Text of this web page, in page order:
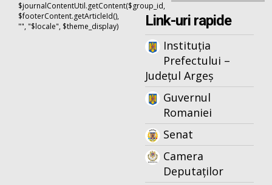
$journalContentUtil.getContent($group_id,
$footerContent.getArticleId(),
"", "$locale", $theme_display)
Link-uri rapide
Instituția
Prefectului –
Județul Argeș
Guvernul
Romaniei
Senat
Camera
Deputaților